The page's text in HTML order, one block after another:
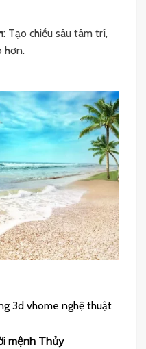
: Tạo chiều sâu tâm trí,
hơn.
3d vhome nghệ thuật
mệnh Thủy